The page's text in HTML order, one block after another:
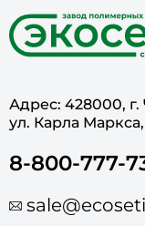
Адрес: 428000,
ул. Карла Маркса,
8-800-777-